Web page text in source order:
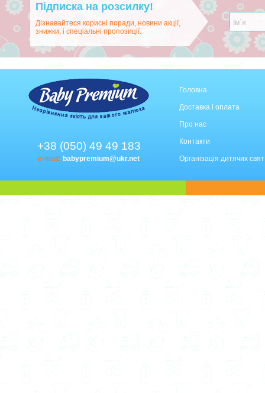
Підписка на розсилку!
Дізнавайтеся корисні поради, новини акції,
знижки, і спеціальні пропозиції.
+38 (050) 49 49 183
e-mail: babypremium@ukr.net
Головна
Доставка і оплата
Про нас
Контакти
Організація дитячих свят